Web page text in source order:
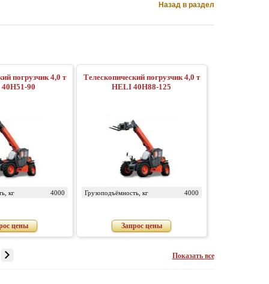
Назад в раздел
погрузчик 4,0 т
90
кг 4000
цены
Телескопический погрузчик 4,0 т
HELI 40H88-125
Грузоподъёмность, кг 4000
Запрос цены
Показать все